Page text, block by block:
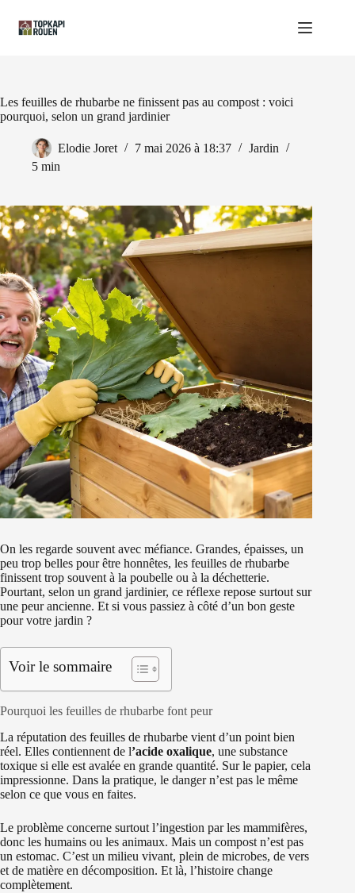
contenu
Les feuilles de rhubarbe ne finissent pas au compost : voici
pourquoi, selon un grand jardinier
Elodie Joret 7 mai 2026 à 18:37
Jardin
5 min
On les regarde souvent avec méfiance. Grandes, épaisses, un
peu trop belles pour être honnêtes, les feuilles de rhubarbe
finissent trop souvent à la poubelle ou à la déchetterie.
Pourtant, selon un grand jardinier, ce réflexe repose surtout sur
une peur ancienne. Et si vous passiez à côté d’un bon geste
pour votre jardin ?
Voir le sommaire
Pourquoi les feuilles de rhubarbe font peur
La réputation des feuilles de rhubarbe vient d’un point bien
réel. Elles contiennent de l’acide oxalique, une substance
toxique si elle est avalée en grande quantité. Sur le papier, cela
impressionne. Dans la pratique, le danger n’est pas le même
selon ce que vous en faites.
Le problème concerne surtout l’ingestion par les mammifères,
donc les humains ou les animaux. Mais un compost n’est pas
un estomac. C’est un milieu vivant, plein de microbes, de vers
et de matière en décomposition. Et là, l’histoire change
complètement.